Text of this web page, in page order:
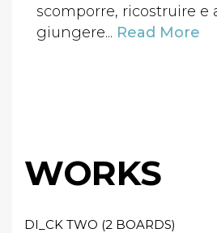
scomporre, ricostruire e
giungere... Read More
WORKS
DI_CK TWO (2 BOARDS)